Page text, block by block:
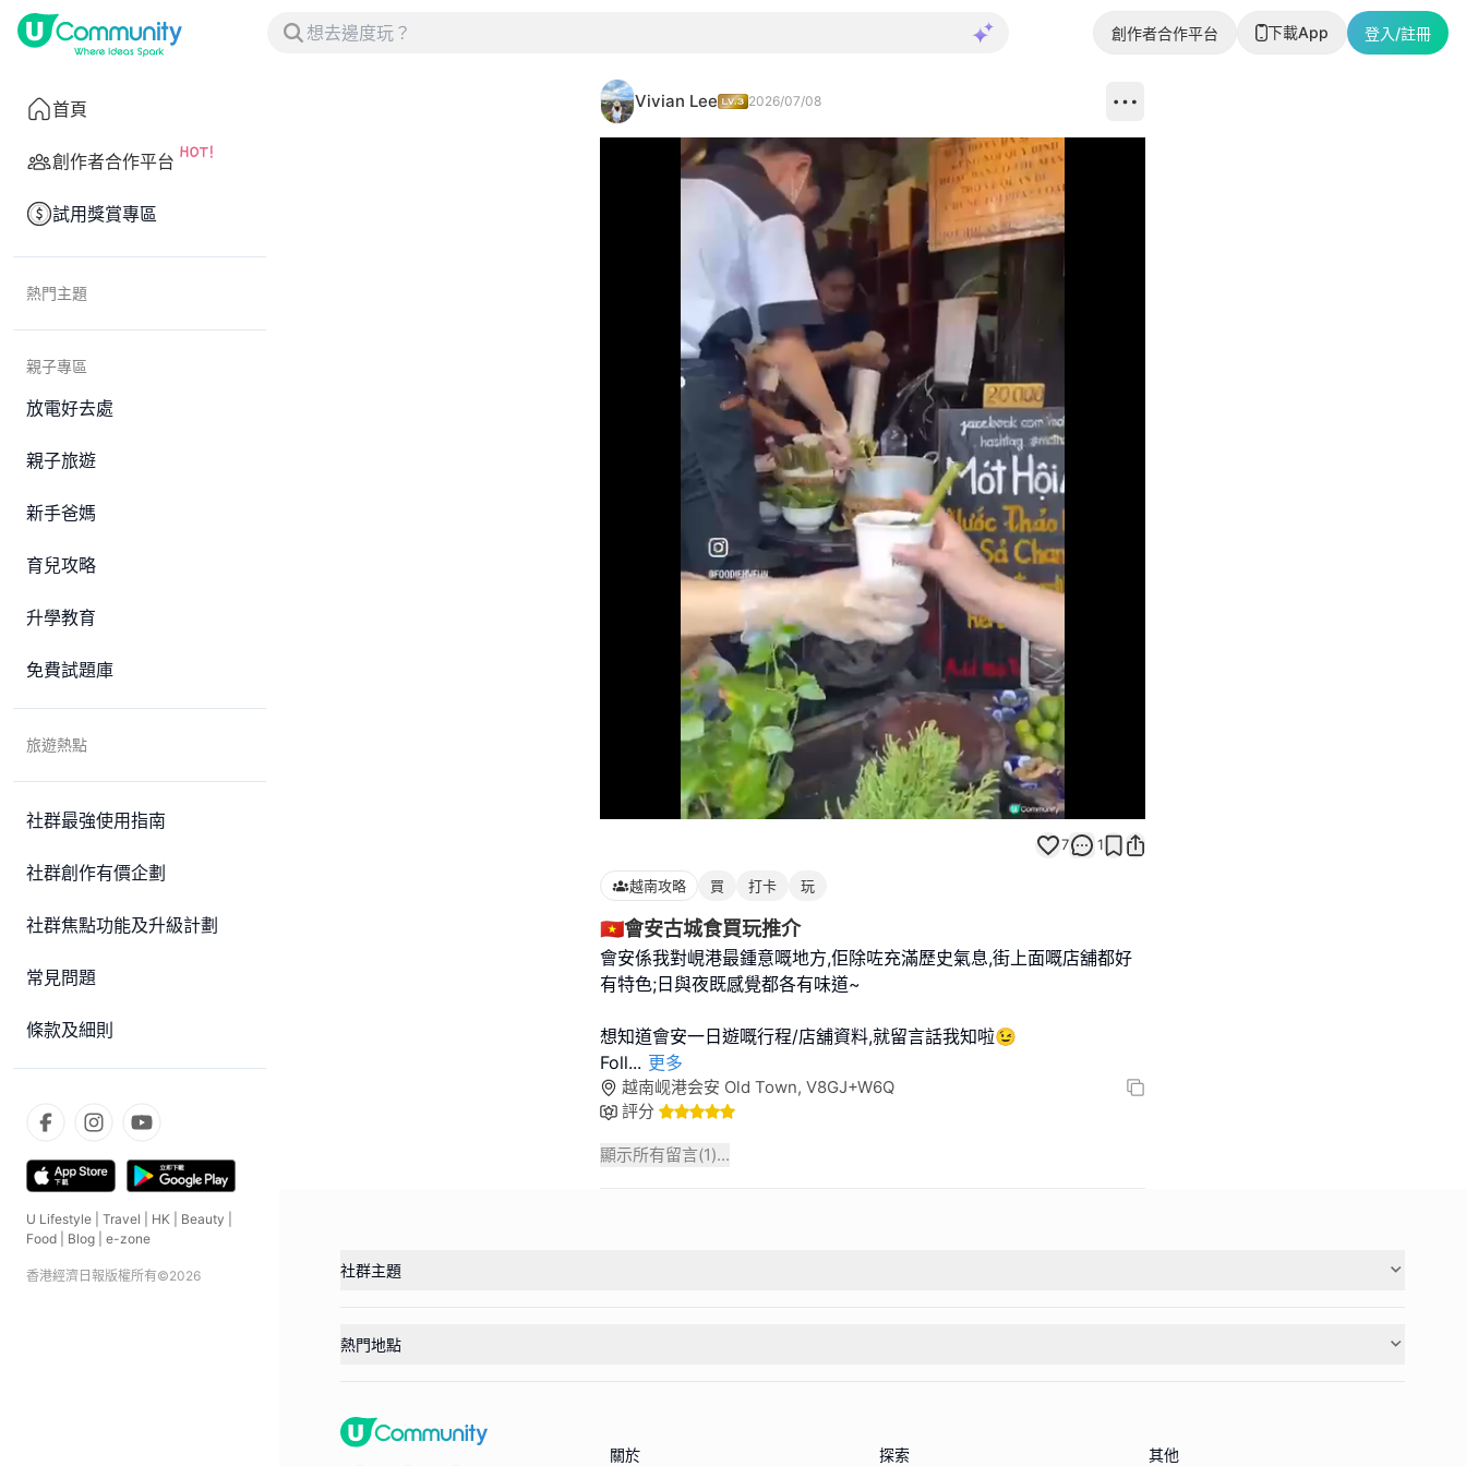
創作者合作平台 下載App 登入/註冊
首頁
創作者合作平台
試用獎賞專區
熱門主題
親子專區
放電好去處
親子旅遊
新手爸媽
育兒攻略
升學教育
免費試題庫
旅遊熱點
社群最強使用指南
社群創作有價企劃
社群焦點功能及升級計劃
常見問題
條款及細則
U Lifestyle Travel HK Beauty
Food
Blog e-zone
香港經濟日報版權所有©2026
Vivian Lee 2026/07/08
Loaded:
82.19%
7 1
越南攻略 買 打卡 玩
🇻🇳會安古城食買玩推介
會安係我對峴港最鍾意嘅地方,佢除咗充滿歷史氣息,街上面嘅店舖都好
有特色;日與夜既感覺都各有味道~
想知道會安一日遊嘅行程/店舖資料,就留言話我知啦😉
Foll... 更多
越南岘港会安 Old Town, V8GJ+W6Q
評分
顯示所有留言(1)...
社群主題
熱門地點
關於 探索 其他